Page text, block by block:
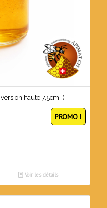
haute 7,5cm. (
PROMO !
Voir les détails